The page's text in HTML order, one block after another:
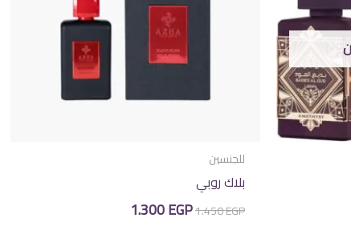
للجنسين
بلاك روبي
1.450EGP السعر
الأصلي1.300EGP